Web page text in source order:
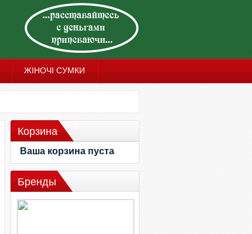
ЖІНОЧІ СУМКИ
Корзина
Ваша корзина пуста
Бренды